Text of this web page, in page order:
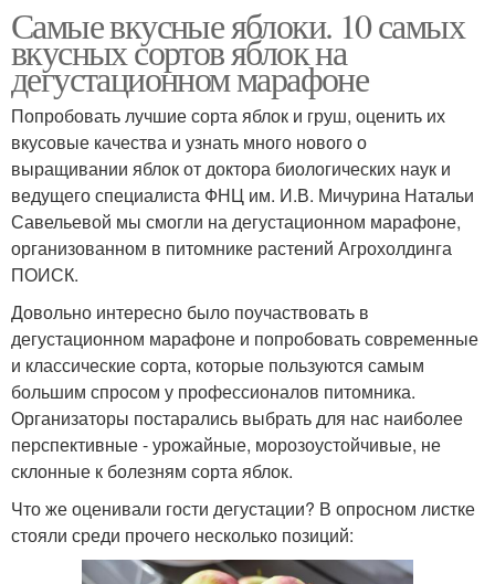
Самые вкусные яблоки. 10 самых
вкусных сортов яблок на
дегустационном марафоне
Попробовать лучшие сорта яблок и груш, оценить их
вкусовые качества и узнать много нового о
выращивании яблок от доктора биологических наук и
ведущего специалиста ФНЦ им. И.В. Мичурина Натальи
Савельевой мы смогли на дегустационном марафоне,
организованном в питомнике растений Агрохолдинга
ПОИСК.
Довольно интересно было поучаствовать в
дегустационном марафоне и попробовать современные
и классические сорта, которые пользуются самым
большим спросом у профессионалов питомника.
Организаторы постарались выбрать для нас наиболее
перспективные - урожайные, морозоустойчивые, не
склонные к болезням сорта яблок.
Что же оценивали гости дегустации? В опросном листке
стояли среди прочего несколько позиций: